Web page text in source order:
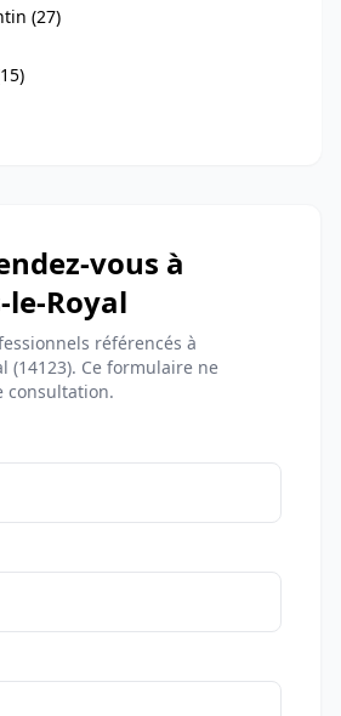
(27)
vous à
le-Royal
référencés à
(14123). Ce formulaire ne
consultation.